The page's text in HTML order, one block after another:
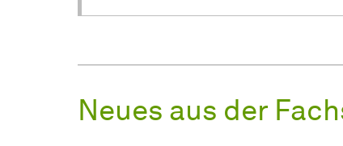
Neues aus der